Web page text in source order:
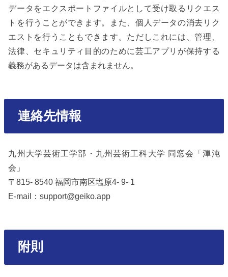
データをエクスポートファイルとして受け取るリクエス
トを行うことができます。また、個人データの消去リク
エストを行うこともできます。ただしこれには、管理、
法律、セキュリティ目的のために芸工アプリが保持する
義務があるデータは含まれません。
連絡先情報
九州大学芸術工学部・九州芸術工科大学 同窓会「渾沌
会」
〒815- 8540 福岡市南区塩原4- 9- 1
E-mail：support@geiko.app
附則